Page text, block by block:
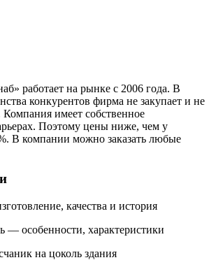
работает на рынке с 2006 года. В
конкурентов фирма не закупает и не
Компания имеет собственное
Поэтому цены ниже, чем у
В компании можно заказать любые
качества и история
— особенности, характеристики
на цоколь здания